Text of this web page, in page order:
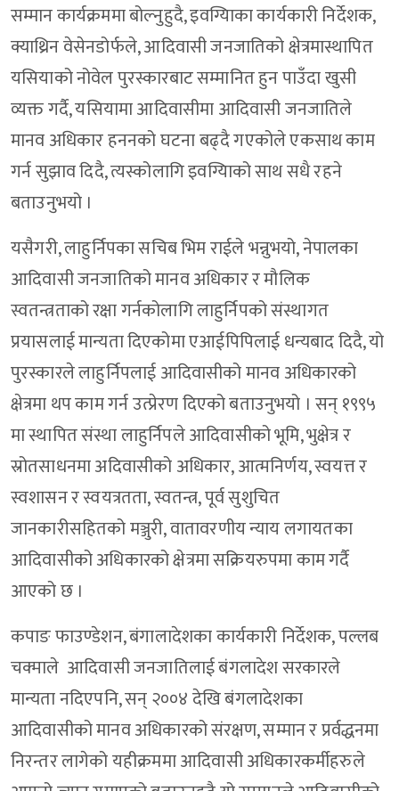
सम्मान कार्यक्रममा बोल्नुहुदै, इवग्यिाका कार्यकारी निर्देशक,
क्याथ्रिन वेसेनडोर्फले, आदिवासी जनजातिको क्षेत्रमास्थापित
यसियाको नोवेल पुरस्कारबाट सम्मानित हुन पाउँदा खुसी
व्यक्त गर्दै, यसियामा आदिवासीमा आदिवासी जनजातिले
मानव अधिकार हननको घटना बढ्दै गएकोले एकसाथ काम
गर्न सुझाव दिदै, त्यस्कोलागि इवग्यिाको साथ सधै रहने
बताउनुभयो ।
यसैगरी, लाहुर्निपका सचिब भिम राईले भन्नुभयो, नेपालका
आदिवासी जनजातिको मानव अधिकार र मौलिक
स्वतन्त्रताको रक्षा गर्नकोलागि लाहुर्निपको संस्थागत
प्रयासलाई मान्यता दिएकोमा एआईपिपिलाई धन्यबाद दिदै, यो
पुरस्कारले लाहुर्निपलाई आदिवासीको मानव अधिकारको
क्षेत्रमा थप काम गर्न उत्प्रेरण दिएको बताउनुभयो । सन् १९९५
मा स्थापित संस्था लाहुर्निपले आदिवासीको भूमि, भुक्षेत्र र
स्रोतसाधनमा अदिवासीको अधिकार, आत्मनिर्णय, स्वयत्त र
स्वशासन र स्वयत्रतता, स्वतन्त्र, पूर्व सुशुचित
जानकारीसहितको मञ्जुरी, वातावरणीय न्याय लगायतका
आदिवासीको अधिकारको क्षेत्रमा सक्रियरुपमा काम गर्दै
आएको छ ।
कपाङ फाउण्डेशन, बंगालादेशका कार्यकारी निर्देशक, पल्लब
चक्माले आदिवासी जनजातिलाई बंगलादेश सरकारले
मान्यता नदिएपनि, सन् २००४ देखि बंगलादेशका
आदिवासीको मानव अधिकारको संरक्षण, सम्मान र प्रर्वद्धनमा
निरन्तर लागेको यहीक्रममा आदिवासी अधिकारकर्मीहरुले